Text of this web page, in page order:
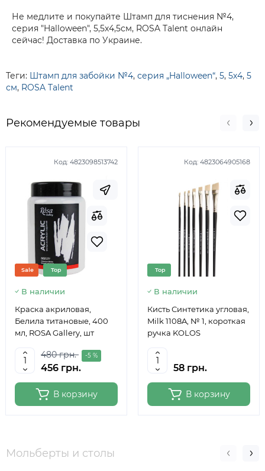
Не медлите и покупайте Штамп для тиснения №4,
серия "Halloween", 5,5х4,5см, ROSA Talent онлайн
сейчас! Доставка по Украине.
Теги: Штамп для забойки №4, серия „Halloween“, 5, 5х4, 5
см, ROSA Talent
Рекомендуемые товары
Код: 4823098513742
Sale Top
В наличии
Краска акриловая,
Белила титановые, 400
мл, ROSA Gallery, шт
480 грн. -5 %
456 грн.
В корзину
Код: 4823064905168
Top
В наличии
Кисть Синтетика угловая,
Milk 1108A, № 1, короткая
ручка KOLOS
58 грн.
В корзину
Мольберты и столы